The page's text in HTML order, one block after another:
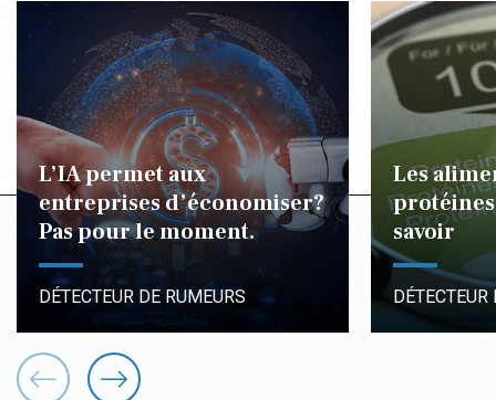
L’IA permet aux
entreprises d’économiser?
Pas pour le moment.
DÉTECTEUR DE RUMEURS
Les
protéines
savoir
DÉTECTEUR